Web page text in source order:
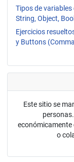
Tipos de variables
String, Object,
Ejercicios
y Buttons
Este sitio se
económicamente
o